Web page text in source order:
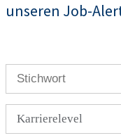
unseren Job-
Karrierelevel